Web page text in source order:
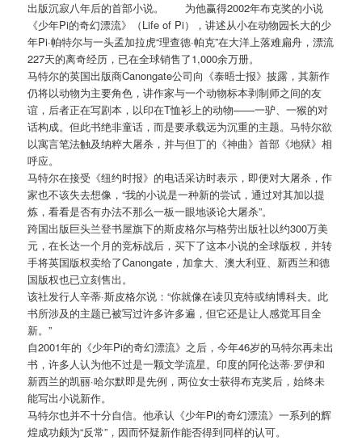
出版沉寂八年后的首部小说。 为他赢得2002年布克奖的小说
《少年Pi的奇幻漂流》（Life of Pi），讲述从小在动物园长大的少
年Pi·帕特尔与一头孟加拉虎“理查德·帕克”在大洋上落难扁舟，漂流
227天的离奇经历，已在全球销售了1,000余万册。
马特尔的英国出版商Canongate公司向《泰晤士报》披露，其新作
仍将以动物为主要角色，讲作家与一个动物标本剥制师之间的友
谊，后者正在写剧本，以印在T恤衫上的动物——一驴、一猴的对
话构成。但此书绝非童话，而是要承载远为沉重的主题。马特尔欲
以寓言笔法触及纳粹大屠杀，并与但丁的《神曲》首部《地狱》相
呼应。
马特尔在接受《纽约时报》的电话采访时表示，即便对大屠杀，作
家也不该失去想像，“我的小说是一种新的尝试，通过对其加以提
炼，看看是否有办法不那么一板一眼地谈论大屠杀”。
跨国出版巨头兰登书屋旗下的斯皮格尔与格劳出版社以约300万美
元，在长达一个月的竞标战后，买下了这本小说的全球版权，并转
手将英国版权卖给了Canongate，加拿大、澳大利亚、新西兰和德
国版权也已立刻售出。
该社发行人辛蒂·斯皮格尔说：“你就像在读贝克特或纳博科夫。此
书所涉及的主题已被写过许多许多遍，但它还是让人感觉耳目全
新。”
自2001年的《少年Pi的奇幻漂流》之后，今年46岁的马特尔再未出
书，许多人认为他不过是一颗文学流星。印度的阿伦达蒂·罗伊和
新西兰的凯丽·哈尔默即是先例，两位女士获得布克奖后，始终未
能写出小说新作。
马特尔也并不十分自信。他承认《少年Pi的奇幻漂流》一系列的辉
煌成功颇为“反常”，因而怀疑新作能否得到同样的认可。